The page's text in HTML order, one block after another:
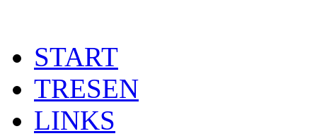
START
TRESEN
LINKS